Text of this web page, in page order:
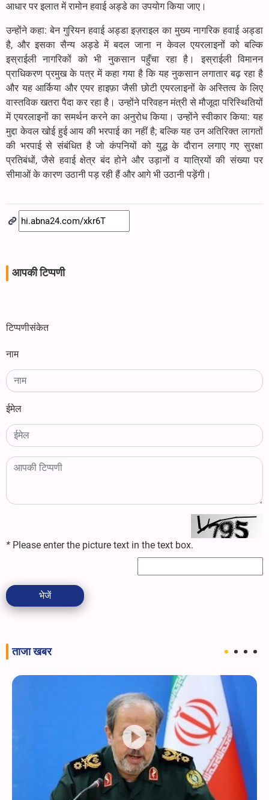
आधार पर इलात में रामोन हवाई अड्डे का उपयोग किया जाए।
उन्होंने कहा: बेन गुरियन हवाई अड्डा इज़राइल का मुख्य नागरिक हवाई अड्डा
है, और इसका सैन्य अड्डे में बदल जाना न केवल एयरलाइनों को बल्कि
इस्राईली नागरिकों को भी नुकसान पहुँचा रहा है। इस्राईली विमानन
प्राधिकरण प्रमुख के पत्र में कहा गया है कि यह नुकसान लगातार बढ़ रहा है
और यह आर्किया और एयर हाइफ़ा जैसी छोटी एयरलाइनों के अस्तित्व के लिए
वास्तविक खतरा पैदा कर रहा है। उन्होंने परिवहन मंत्री से मौजूदा परिस्थितियों
में एयरलाइनों का समर्थन करने का अनुरोध किया। उन्होंने स्वीकार किया: यह
मुद्दा केवल खोई हुई आय की भरपाई का नहीं है; बल्कि यह उन अतिरिक्त लागतों
की भरपाई से संबंधित है जो कंपनियों को युद्ध के दौरान लगाए गए सुरक्षा
प्रतिबंधों, जैसे हवाई क्षेत्र बंद होने और उड़ानों व यात्रियों की संख्या पर
सीमाओं के कारण उठानी पड़ रही हैं और आगे भी उठानी पड़ेंगी।
आपकी टिप्पणी
टिप्पणीसंकेत
नाम
ईमेल
* Please enter the picture text in the text box.
भेजें
ताजा खबर